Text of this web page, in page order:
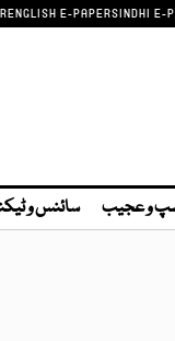
ENGLISH E-PAPERSINDHI E-
و عجیب سائنس و